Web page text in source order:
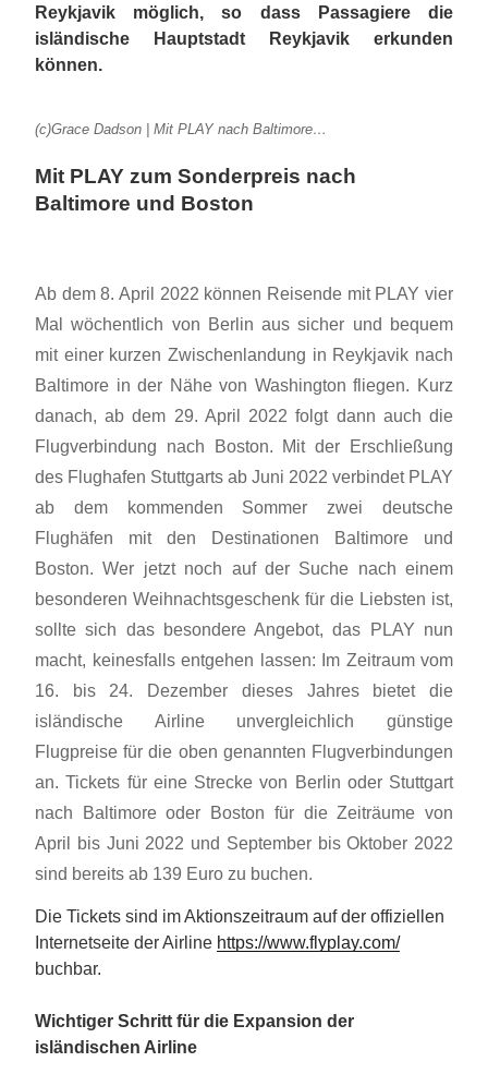
Reykjavik möglich, so dass Passagiere die
isländische Hauptstadt Reykjavik erkunden
können.
(c)Grace Dadson | Mit PLAY nach Baltimore…
Mit PLAY zum Sonderpreis nach
Baltimore und Boston
Ab dem 8. April 2022 können Reisende mit PLAY vier
Mal wöchentlich von Berlin aus sicher und bequem
mit einer kurzen Zwischenlandung in Reykjavik nach
Baltimore in der Nähe von Washington fliegen. Kurz
danach, ab dem 29. April 2022 folgt dann auch die
Flugverbindung nach Boston. Mit der Erschließung
des Flughafen Stuttgarts ab Juni 2022 verbindet PLAY
ab dem kommenden Sommer zwei deutsche
Flughäfen mit den Destinationen Baltimore und
Boston. Wer jetzt noch auf der Suche nach einem
besonderen Weihnachtsgeschenk für die Liebsten ist,
sollte sich das besondere Angebot, das PLAY nun
macht, keinesfalls entgehen lassen: Im Zeitraum vom
16. bis 24. Dezember dieses Jahres bietet die
isländische Airline unvergleichlich günstige
Flugpreise für die oben genannten Flugverbindungen
an. Tickets für eine Strecke von Berlin oder Stuttgart
nach Baltimore oder Boston für die Zeiträume von
April bis Juni 2022 und September bis Oktober 2022
sind bereits ab 139 Euro zu buchen.
Die Tickets sind im Aktionszeitraum auf der offiziellen
Internetseite der Airline https://www.flyplay.com/
buchbar.
Wichtiger Schritt für die Expansion der
isländischen Airline